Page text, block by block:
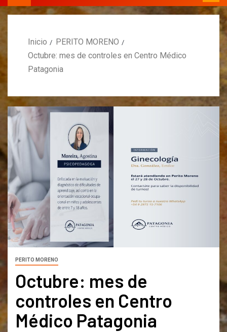
Inicio
PERITO MORENO
Octubre: mes de controles en Centro Médico
Patagonia
PERITO MORENO
Octubre: mes de
controles en Centro
Médico Patagonia